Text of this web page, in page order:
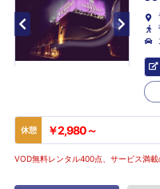
休憩 ￥2,980～
VOD無料レンタル400点、サービス満載